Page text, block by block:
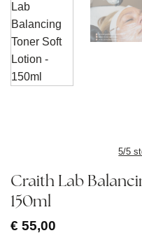
5/5
Craith Lab
150ml
€ 55,00